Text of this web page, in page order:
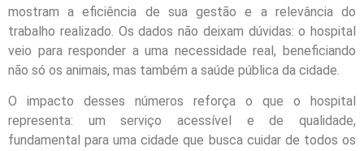
mostram a eficiência de sua gestão e a relevância do
trabalho realizado. Os dados não deixam dúvidas: o hospital
veio para responder a uma necessidade real, beneficiando
não só os animais, mas também a saúde pública da cidade.
O impacto desses números reforça o que o hospital
representa: um serviço acessível e de qualidade,
fundamental para uma cidade que busca cuidar de todos os